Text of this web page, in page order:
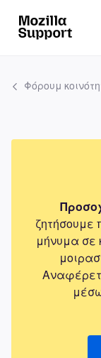
Φόρουμ
ζητήσουμε
μήνυμα σε